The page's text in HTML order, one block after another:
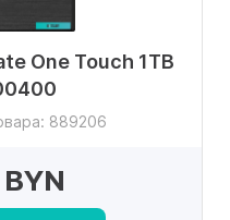
One Touch 1TB
889206